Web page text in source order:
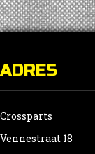
ADRES
Crossparts
Vennestraat 18